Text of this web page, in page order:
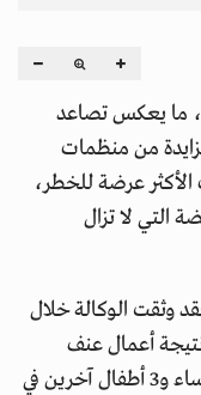
ما يعكس تصاعد
من منظمات
عرضة للخطر،
التي لا تزال
وثقت الوكالة خلال
15 امرأة و3 أطفال نتيجة أعمال عنف
مباشرة، في حين أظهرت البيانات وفاة 9 نساء و3 أطفال آخرين في